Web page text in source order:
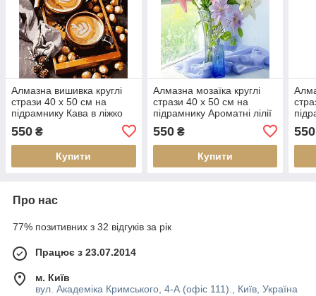
Алмазна вишивка круглі
стрази 40 х 50 см на
підрамнику Кава в ліжко
(арт. AR-3125) без коробки
550 ₴
Купити
Алмазна мозаїка круглі
стрази 40 х 50 см на
підрамнику Ароматні лілії
(арт. AR-3146) без коробки
550₴
Купити
550
Про нас
77% позитивних з 32 відгуків за рік
Працює з 23.07.2014
м. Київ
вул. Академіка Кримського, 4-А (офіс 111)., Київ, Україна